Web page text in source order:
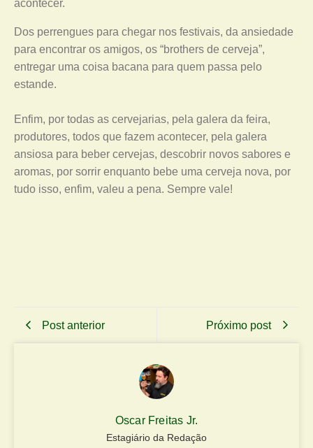
acontecer.
Dos perrengues para chegar nos festivais, da ansiedade
para encontrar os amigos, os “brothers de cerveja”,
entregar uma coisa bacana para quem passa pelo
estande.
Enfim, por todas as cervejarias, pela galera da feira,
produtores, todos que fazem acontecer, pela galera
ansiosa para beber cervejas, descobrir novos sabores e
aromas, por sorrir enquanto bebe uma cerveja nova, por
tudo isso, enfim, valeu a pena. Sempre vale!
Post anterior Próximo post
Oscar Freitas Jr.
Estagiário da Redação